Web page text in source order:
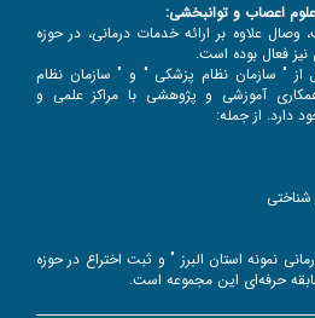
اعصاب و توانبخشی:
سال فعالیت، وصال علاوه بر ارائه خدمات درمانی، در حوزه
فعال بوده است.
از " سازمان نظام پزشکی " و " سازمان نظام
آموزشی و پژوهشی با مراکز علمی و
دارد. از جمله:
نمونه استان البرز " و ثبت اختراع در حوزه
حرفه‌ای این مجموعه است.